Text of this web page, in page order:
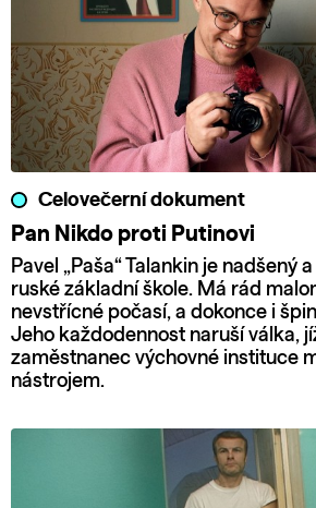
Celovečerní dokument
Pan Nikdo proti Putinovi
Pavel „Paša“ Talankin je nadšený
ruské základní škole. Má rád
nevstřícné počasí, a dokonce i
Jeho každodennost naruší válka,
zaměstnanec výchovné instituce
nástrojem.